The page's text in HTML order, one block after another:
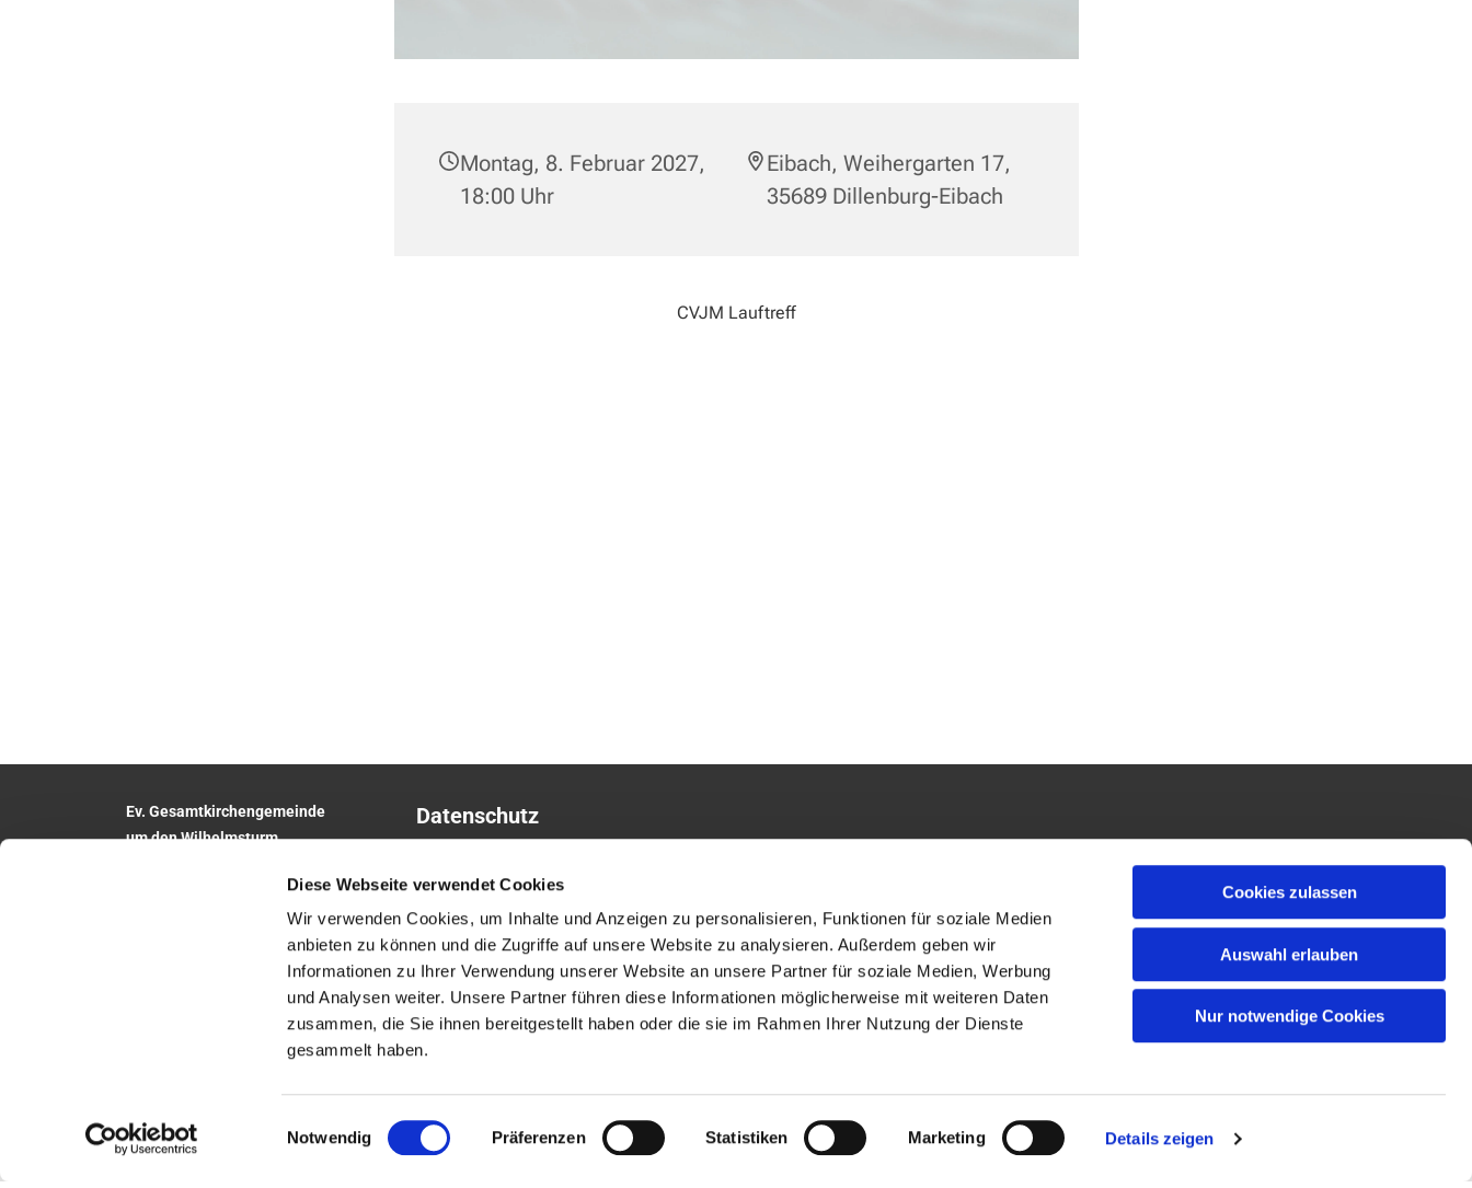
Diese Webseite verwendet Cookies
Wir verwenden Cookies, um Inhalte und Anzeigen zu personalisieren, Funktionen für soziale Medien
anbieten zu können und die Zugriffe auf unsere Website zu analysieren. Außerdem geben wir
Informationen zu Ihrer Verwendung unserer Website an unsere Partner für soziale Medien, Werbung
und Analysen weiter. Unsere Partner führen diese Informationen möglicherweise mit weiteren Daten
zusammen, die Sie ihnen bereitgestellt haben oder die sie im Rahmen Ihrer Nutzung der Dienste
gesammelt haben.
Einwilligungsauswahl
Notwendig Präferenzen Statistiken Marketing Details zeigen
Cookies zulassen
Auswahl erlauben
Nur notwendige Cookies
Montag, 8. Februar 2027,
18:00 Uhr
Eibach, Weihergarten 17,
35689 Dillenburg-Eibach
CVJM Lauftreff
Ev. Gesamtkirchengemeinde
um den Wilhelmsturm
Website: www.um-den-wilhelmsturm.de
Datenschutz